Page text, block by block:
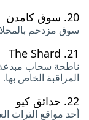
20. سوق كامدن
سوق مزدحم
21.
The Shard
ناطحة سحاب مبدعة
المراقبة الخاص بها.
22. حدائق كيو
أحد مواقع التراث